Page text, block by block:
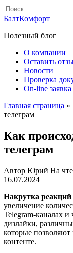
Перейти
к
содержанию
Search
for:
БалтКомфорт
Полезный блог
О компании
Оставить
Новости
Проверка
On-line заявка
Главная страница »
телеграм
Как
телеграм
Автор Юрий На
16.07.2024
Накрутка реакций
увеличение
Telegram-каналах
дизлайки,
которые позволяют
контенте.